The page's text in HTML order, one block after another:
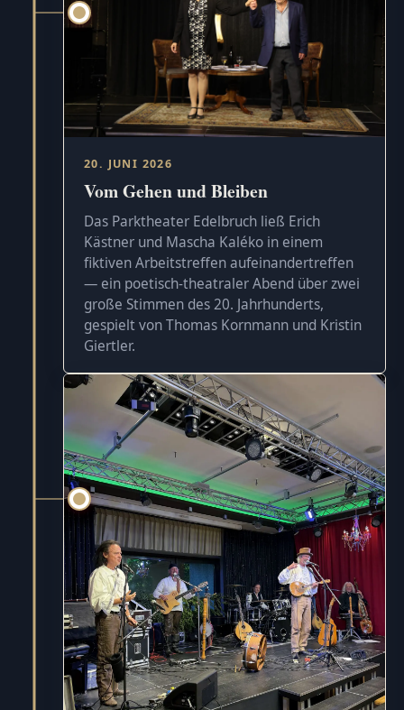
20. JUNI 2026
Vom Gehen und Bleiben
Das Parktheater Edelbruch ließ Erich
Kästner und Mascha Kaléko in einem
fiktiven Arbeitstreffen aufeinandertreffen
— ein poetisch-theatraler Abend über zwei
große Stimmen des 20. Jahrhunderts,
gespielt von Thomas Kornmann und Kristin
Giertler.